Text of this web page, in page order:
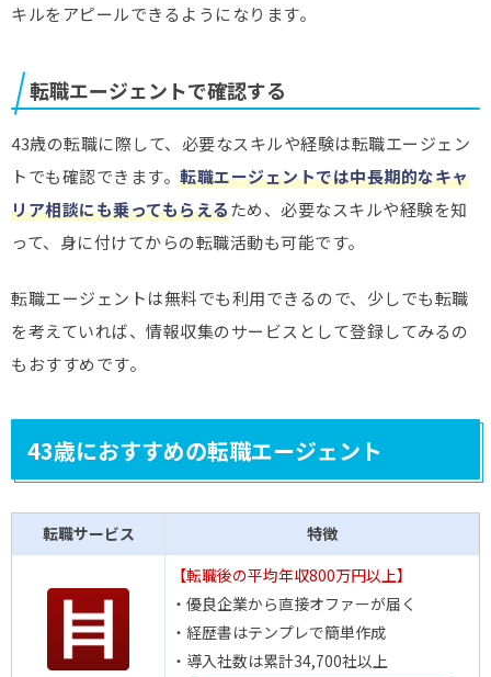
キルをアピールできるようになります。
転職エージェントで確認する
43歳の転職に際して、必要なスキルや経験は転職エージェン
トでも確認できます。 転職エージェントでは中長期的なキャ
リア相談にも乗ってもらえるため、必要なスキルや経験を知
って、身に付けてからの転職活動も可能です。
転職エージェントは無料でも利用できるので、少しでも転職
を考えていれば、情報収集のサービスとして登録してみるの
もおすすめです。
43歳におすすめの転職エージェント
転職サービス 特徴
【転職後の平均年収800万円以上】
・優良企業から直接オファーが届く
・経歴書はテンプレで簡単作成
・導入社数は累計34,700社以上